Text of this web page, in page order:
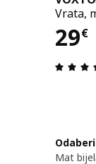
Vrata,
29€
Mat